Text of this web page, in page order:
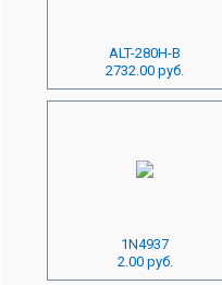
ALT-280H-B
2732.00 руб.
1N4937
2.00 руб.